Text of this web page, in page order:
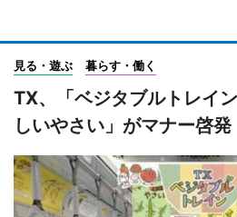
見る・遊ぶ 暮らす・働く
TX、「ベジタブルトレイ
しいやさい」がマナー啓発